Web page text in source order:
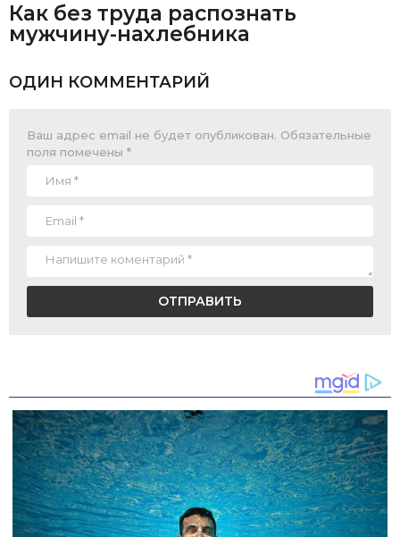
Как без труда распознать
мужчину-нахлебника
ОДИН КОММЕНТАРИЙ
Ваш адрес email не будет опубликован. Обязательные
поля помечены *